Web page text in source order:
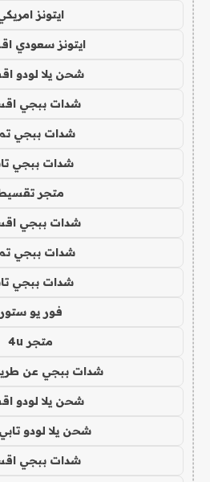
ايتونز
ايتونز سعودي
شحن يلا لودو
شدات ببجي
شدات ببجي
شدات ببجي
متجر
شدات ببجي
شدات ببجي
شدات ببجي
فور يو ستور
متجر 4u
شدات ببجي عن
شحن يلا لودو
شحن يلا لودو
شدات ببجي